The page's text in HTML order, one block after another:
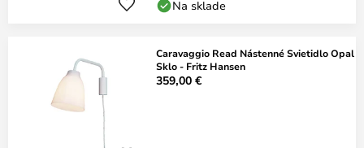
Na sklade
Caravaggio Read Nástenné Svietidlo Opal
Sklo - Fritz Hansen
359,00 €